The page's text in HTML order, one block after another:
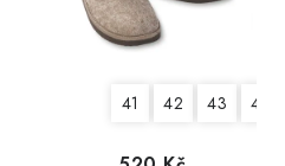
41 42 43 44